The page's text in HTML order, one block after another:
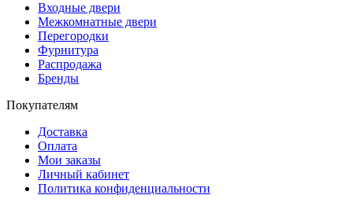
Входные двери
Межкомнатные двери
Перегородки
Фурнитура
Распродажа
Бренды
Покупателям
Доставка
Оплата
Мои заказы
Личный кабинет
Политика конфиденциальности